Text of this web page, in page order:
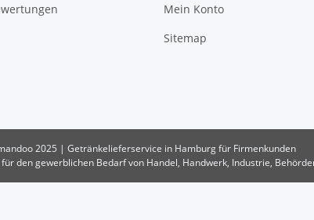
Mein Konto
Sitemap
2025 | Getränkelieferservice in Hamburg für Firmenkunden
den gewerblichen Bedarf von Handel, Handwerk, Industrie,